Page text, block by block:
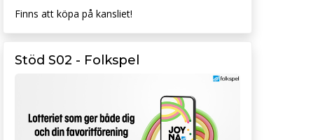
Finns att köpa på kansliet!
Stöd S02 - Folkspel